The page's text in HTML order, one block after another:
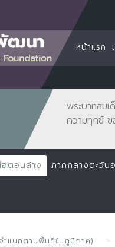
หน้าแรก
พระบาทสม
ความทุกข์
อตอนล่าง ภาคกลางตะวัน
ำแนกตามพื้นที่ในภูมิภาค)